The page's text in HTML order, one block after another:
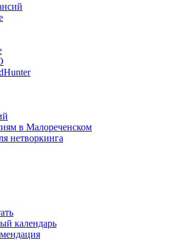
в Малореченском
нетворкинга
календарь